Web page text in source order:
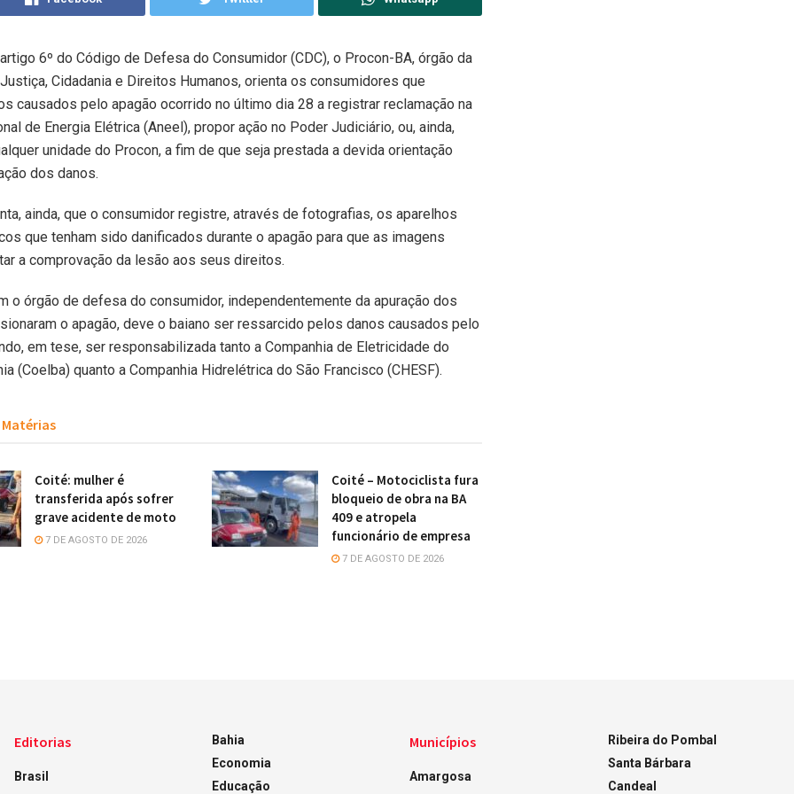
6º do Código de Defesa do Consumidor (CDC), o Procon-BA, órgão da
Cidadania e Direitos Humanos, orienta os consumidores que
causados pelo apagão ocorrido no último dia 28 a registrar reclamação na
de Energia Elétrica (Aneel), propor ação no Poder Judiciário, ou, ainda,
unidade do Procon, a fim de que seja prestada a devida orientação
dos danos.
ainda, que o consumidor registre, através de fotografias, os aparelhos
que tenham sido danificados durante o apagão para que as imagens
a comprovação da lesão aos seus direitos.
o órgão de defesa do consumidor, independentemente da apuração dos
o apagão, deve o baiano ser ressarcido pelos danos causados pelo
em tese, ser responsabilizada tanto a Companhia de Eletricidade do
(Coelba) quanto a Companhia Hidrelétrica do São Francisco (CHESF).
Matérias
Coité: mulher é
transferida após sofrer
grave acidente de moto
7 DE AGOSTO DE 2026
Coité – Motociclista fura
bloqueio de obra na BA
409 e atropela
funcionário de empresa
7 DE AGOSTO DE 2026
Editorias
Brasil
Bahia
Economia
Educação
Municípios
Amargosa
Ribeira do Pombal
Santa Bárbara
Candeal